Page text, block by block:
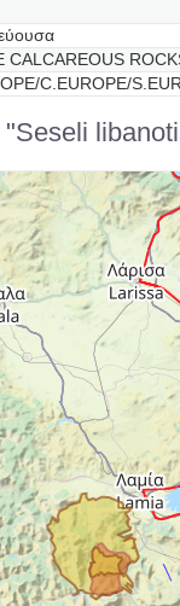
CALCAREOUS
C.EUROPE/
"Seseli